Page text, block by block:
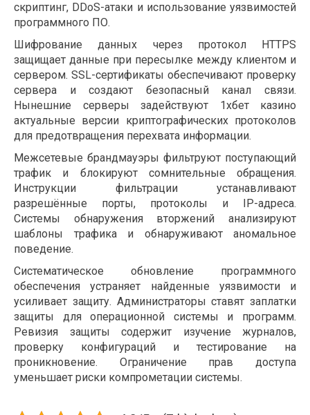
скриптинг, DDoS-атаки и использование уязвимостей
программного ПО.
Шифрование данных через протокол HTTPS
защищает данные при пересылке между клиентом и
сервером. SSL-сертификаты обеспечивают проверку
сервера и создают безопасный канал связи.
Нынешние серверы задействуют 1хбет казино
актуальные версии криптографических протоколов
для предотвращения перехвата информации.
Межсетевые брандмауэры фильтруют поступающий
трафик и блокируют сомнительные обращения.
Инструкции фильтрации устанавливают
разрешённые порты, протоколы и IP-адреса.
Системы обнаружения вторжений анализируют
шаблоны трафика и обнаруживают аномальное
поведение.
Систематическое обновление программного
обеспечения устраняет найденные уязвимости и
усиливает защиту. Администраторы ставят заплатки
защиты для операционной системы и программ.
Ревизия защиты содержит изучение журналов,
проверку конфигураций и тестирование на
проникновение. Ограничение прав доступа
уменьшает риски компрометации системы.